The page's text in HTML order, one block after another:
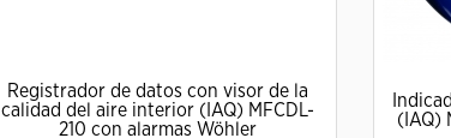
Registrador de datos con visor de la
calidad del aire interior (IAQ) MFCDL-
210 con alarmas Wöhler
(IAQ)